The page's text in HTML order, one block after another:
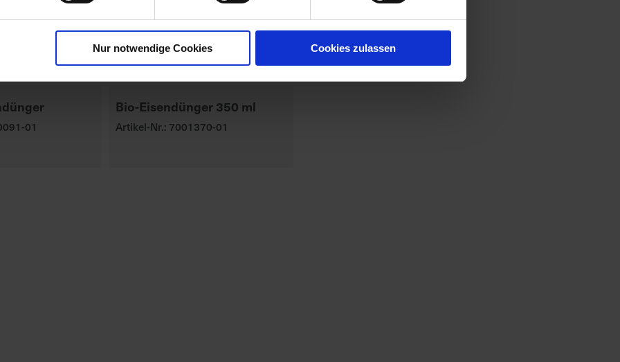
Nur notwendige Cookies Cookies zulassen
01
Bio-Eisendünger 350 ml
Artikel-Nr.: 7001370-01